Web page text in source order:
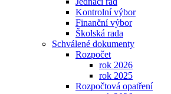
Kontrolní výbor
Finanční výbor
Školská rada
Schválené dokumenty
Rozpočet
rok 2026
rok 2025
Rozpočtová opatření